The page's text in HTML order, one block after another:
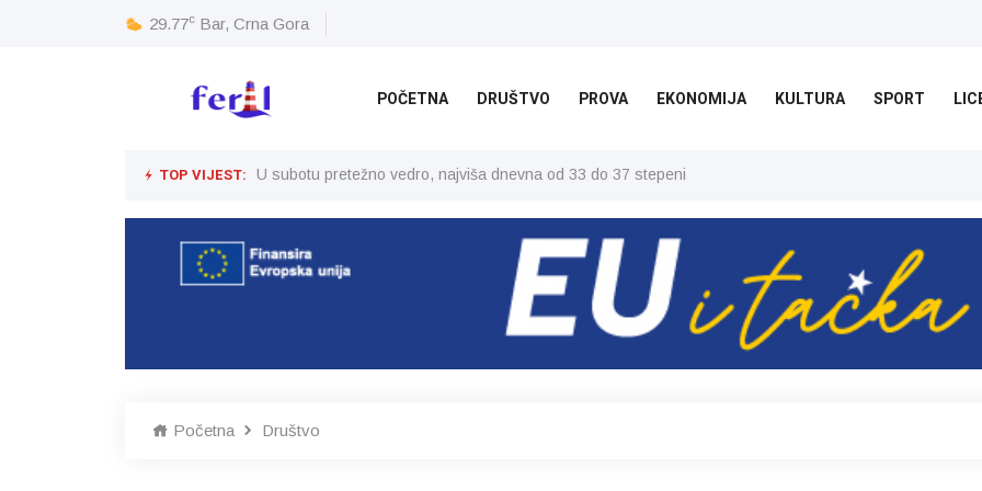
29.77c Bar, Crna Gora
POČETNA DRUŠTVO PROVA EKONOMIJA KULTURA SPORT
TOP VIJEST: U subotu pretežno vedro, najviša dnevna od 33 do 37 stepeni
Početna Društvo